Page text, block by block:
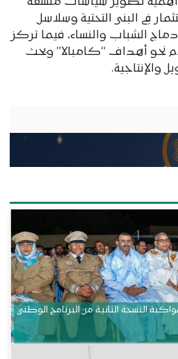
في البنى التحتية وسلاسل
الشباب والنساء، فيما تركز
نحو أهداف “كامبالا” وبحث
والإنتاجية.
النسخة الثانية من البرنامج الوطني